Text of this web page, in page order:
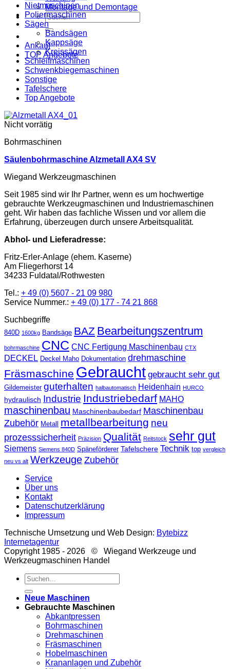
Montage und Demontage
Suche
nach:
Ankauf
TOP Angebote
Nietmaschinen
Poliermaschinen
Sägen
Bandsägen
Kappsäge
Kreissägen
Schleifmaschinen
Schwenkbiegemaschinen
Sonstige
Tafelschere
Top Angebote
Nicht vorrätig
Bohrmaschinen
Säulenbohrmaschine Alzmetall AX4 SV
Wiegand Werkzeugmaschinen
Seit 1985 sind wir Ihr Partner, wenn es um hochwertige
gebrauchte Werkzeugmaschinen und Industriemaschinen
geht. Wir haben das fachliche Wissen und vor allem die
Erfahrung, überzeugen durch unsere Arbeitsqualität.
Abhol- und Lieferadresse:
Fritz-Erler-Anlage (ehem. Kaserne)
Am Fliegerhorst 14
34233 Fuldatal/Rothwesten
Tel.: + 49 (0) 5607 - 21 09 980
Service Nummer.: + 49 (0) 177 - 74 21 868
Suchbegriffe
840D 1600kg Bandsäge BAZ Bearbeitungszentrum
bohrmaschine CNC CNC Fertigung Maschinenbau CTX
DECKEL Deckel Maho Dokumentation drehmaschine
Fräsmaschine Gebraucht gebraucht sehr gut
Gildemeister guterhalten halbautomatisch Heidenhain HURCO
hydraulisch Industrie Industriebedarf MAHO
maschinenbau Maschinenbaubedarf Maschinenbau
Zubehör Metall metallbearbeitung neu
prozesssicherheit Präzision Qualität Reitstock sehr gut
Siemens Siemens 840D Späneförderer Tafelschere Technik top vergleich
neu vs alt Werkzeuge Zubehör
Service
Über uns
Kontakt
Datenschutzerklärung
Impressum
Technische Umsetzung und Web Design: Bytebizz
Internetagentur
Copyright 1985 - 2026 © Wiegand Werkzeuge und
Werkzeugmaschinen Handel
Suche
nach:
Neue Maschinen
Gebrauchte Maschinen
Abkantpressen
Bohrmaschinen
Drehmaschinen
Fräsmaschinen
Hobelmaschinen
Krananlagen und Zubehör